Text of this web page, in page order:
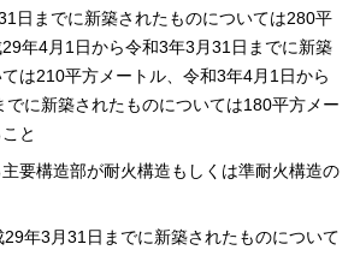
日までに新築されたものについては280平
年4月1日から令和3年3月31日までに新築
は210平方メートル、令和3年4月1日から
でに新築されたものについては180平方メー
と
要構造部が耐火構造もしくは準耐火構造の
29年3月31日までに新築されたものについて